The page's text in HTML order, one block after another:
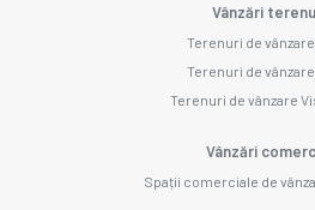
Vânzări
Terenuri de
Terenuri de
Terenuri de vânzare
Vânzări
Spații comerciale de